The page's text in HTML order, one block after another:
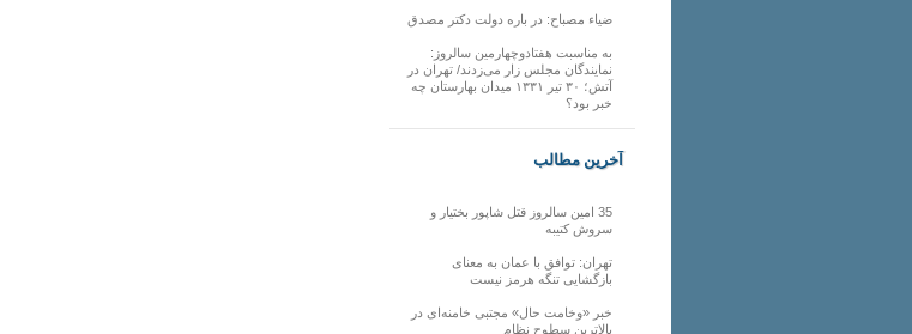
ضیاء مصباح: در باره دولت دکتر مصدق
به مناسبت هفتادوچهارمین سالروز:
نمایندگان مجلس زار می‌زدند/ تهران در
آتش؛ ۳۰ تیر ۱۳۳۱ میدان بهارستان چه
خبر بود؟
آخرین مطالب
35 امین سالروز قتل شاپور بختیار و
سروش کتیبه
تهران: توافق با عمان به معنای
بازگشایی تنگه هرمز نیست
خبر «وخامت حال» مجتبی خامنه‌ای در
بالاترین سطوح نظام